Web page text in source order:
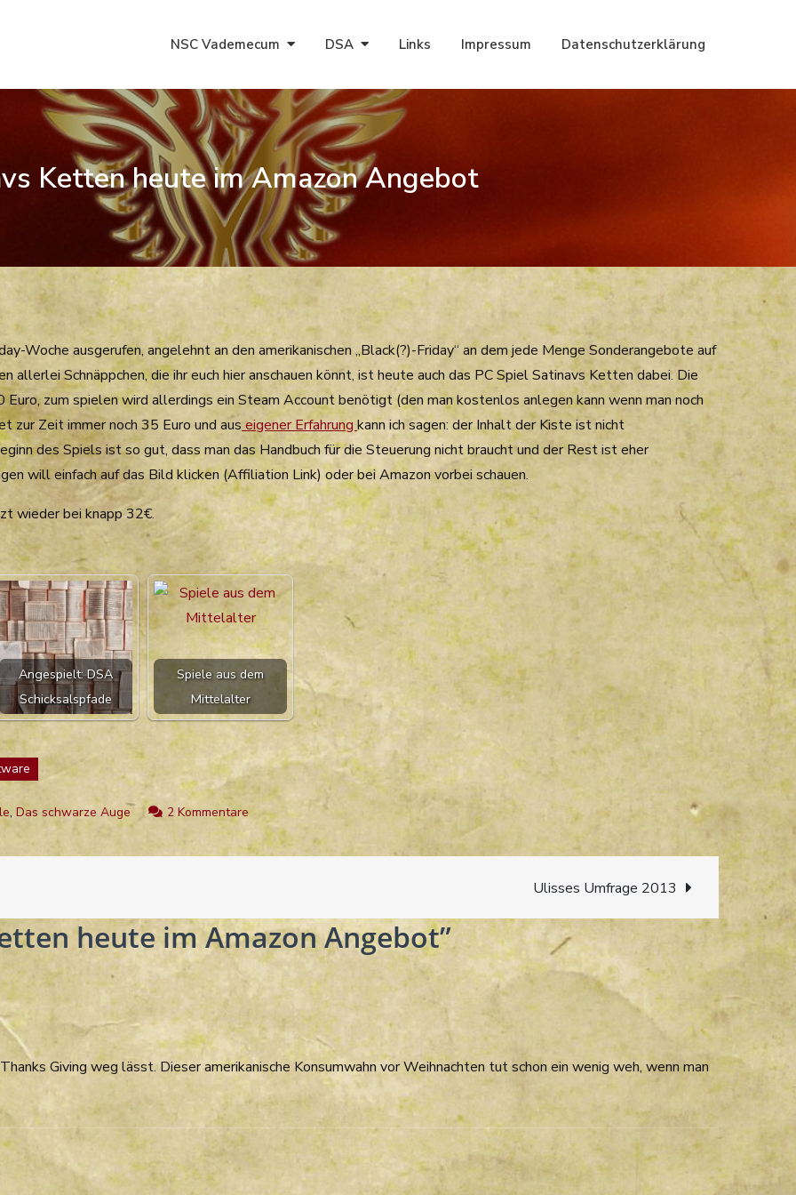
NSC Vademecum DSA Links Impressum Datenschutzerklärung
Ketten heute im Amazon Angebot
Woche ausgerufen, angelehnt an den amerikanischen „Black(?)-Friday“ an dem jede Menge Sonderangebote auf
allerlei Schnäppchen, die ihr euch hier anschauen könnt, ist heute auch das PC Spiel Satinavs Ketten dabei. Die
zum spielen wird allerdings ein Steam Account benötigt (den man kostenlos anlegen kann wenn man noch
zur Zeit immer noch 35 Euro und aus eigener Erfahrung kann ich sagen: der Inhalt der Kiste ist nicht
des Spiels ist so gut, dass man das Handbuch für die Steuerung nicht braucht und der Rest ist eher
will einfach auf das Bild klicken (Affiliation Link) oder bei Amazon vorbei schauen.
wieder bei knapp 32€.
Angespielt: DSA
Schicksalspfade
Spiele aus dem
Mittelalter
, Das schwarze Auge 2 Kommentarezu
Satinavs
Ketten
Amazon
Angebot
Ulisses Umfrage 2013
heute im Amazon Angebot”
Giving weg lässt. Dieser amerikanische Konsumwahn vor Weihnachten tut schon ein wenig weh, wenn man